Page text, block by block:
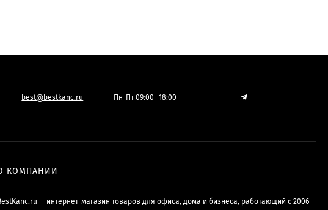
best@bestkanc.ru Пн-Пт 09:00—18:00
КОМПАНИИ
— интернет-магазин товаров для офиса, дома и бизнеса, работающий с 2006